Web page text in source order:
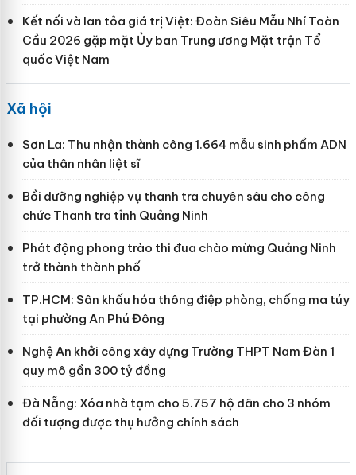
Kết nối và lan tỏa giá trị Việt: Đoàn Siêu Mẫu Nhí Toàn
Cầu 2026 gặp mặt Ủy ban Trung ương Mặt trận Tổ
quốc Việt Nam
Xã hội
Sơn La: Thu nhận thành công 1.664 mẫu sinh phẩm ADN
của thân nhân liệt sĩ
Bồi dưỡng nghiệp vụ thanh tra chuyên sâu cho công
chức Thanh tra tỉnh Quảng Ninh
Phát động phong trào thi đua chào mừng Quảng Ninh
trở thành thành phố
TP.HCM: Sân khấu hóa thông điệp phòng, chống ma túy
tại phường An Phú Đông
Nghệ An khởi công xây dựng Trường THPT Nam Đàn 1
quy mô gần 300 tỷ đồng
Đà Nẵng: Xóa nhà tạm cho 5.757 hộ dân cho 3 nhóm
đối tượng được thụ hưởng chính sách